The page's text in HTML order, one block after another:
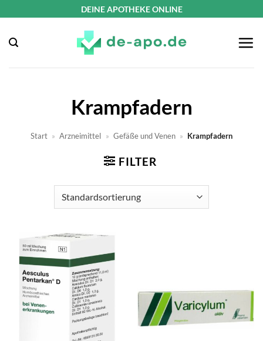
springen
DEINE APOTHEKE ONLINE
Krampfadern
Start » Arzneimittel » Gefäße und Venen » Krampfadern
FILTER